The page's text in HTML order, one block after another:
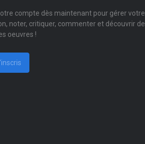
compte dès maintenant pour gérer votre
noter, critiquer, commenter et découvrir de
oeuvres !